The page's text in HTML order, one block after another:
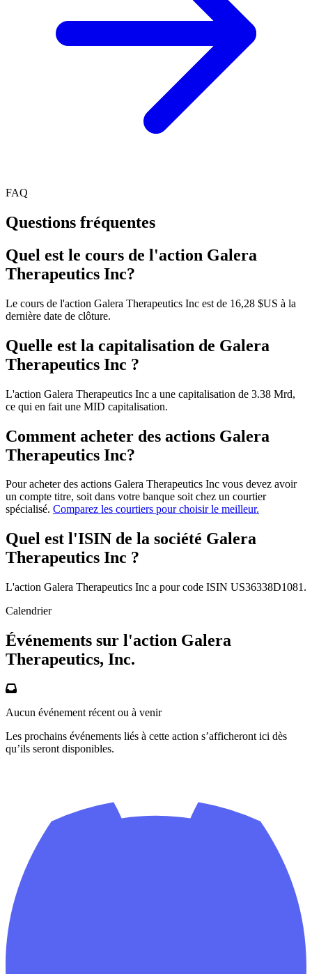
FAQ
Questions fréquentes
Quel est le cours de l'action Galera
Therapeutics Inc?
Le cours de l'action Galera Therapeutics Inc est de 16,28 $US à la
dernière date de clôture.
Quelle est la capitalisation de Galera
Therapeutics Inc ?
L'action Galera Therapeutics Inc a une capitalisation de 3.38 Mrd,
ce qui en fait une MID capitalisation.
Comment acheter des actions Galera
Therapeutics Inc?
Pour acheter des actions Galera Therapeutics Inc vous devez avoir
un compte titre, soit dans votre banque soit chez un courtier
spécialisé. Comparez les courtiers pour choisir le meilleur.
Quel est l'ISIN de la société Galera
Therapeutics Inc ?
L'action Galera Therapeutics Inc a pour code ISIN US36338D1081.
Calendrier
Événements sur l'action Galera
Therapeutics, Inc.
Aucun événement récent ou à venir
Les prochains événements liés à cette action s’afficheront ici dès
qu’ils seront disponibles.